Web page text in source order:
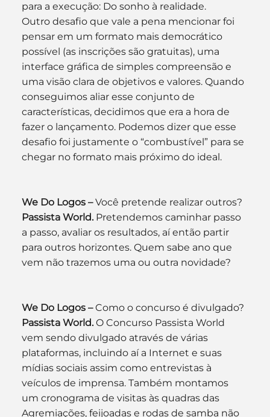
para a execução: Do sonho à realidade.
Outro desafio que vale a pena mencionar foi
pensar em um formato mais democrático
possível (as inscrições são gratuitas), uma
interface gráfica de simples compreensão e
uma visão clara de objetivos e valores. Quando
conseguimos aliar esse conjunto de
características, decidimos que era a hora de
fazer o lançamento. Podemos dizer que esse
desafio foi justamente o “combustível” para se
chegar no formato mais próximo do ideal.
We Do Logos – Você pretende realizar outros?
Passista World. Pretendemos caminhar passo
a passo, avaliar os resultados, aí então partir
para outros horizontes. Quem sabe ano que
vem não trazemos uma ou outra novidade?
We Do Logos – Como o concurso é divulgado?
Passista World. O Concurso Passista World
vem sendo divulgado através de várias
plataformas, incluindo aí a Internet e suas
mídias sociais assim como entrevistas à
veículos de imprensa. Também montamos
um cronograma de visitas às quadras das
Agremiações, feijoadas e rodas de samba não